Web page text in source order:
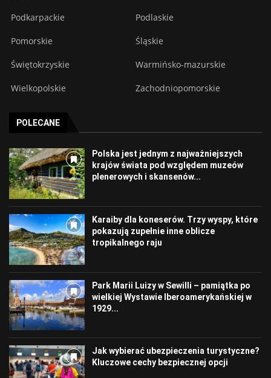
Podkarpackie Podlaskie
Pomorskie Śląskie
Świętokrzyskie Warmińsko-mazurskie
Wielkopolskie Zachodniopomorskie
POLECANE
Polska jest jednym z najważniejszych
krajów świata pod względem muzeów
plenerowych i skansenów...
Karaiby dla koneserów. Trzy wyspy, które
pokazują zupełnie inne oblicze
tropikalnego raju
Park Marii Luizy w Sewilli – pamiątka po
wielkiej Wystawie Iberoamerykańskiej w
1929...
Jak wybierać ubezpieczenia turystyczne?
Kluczowe cechy bezpiecznej opcji